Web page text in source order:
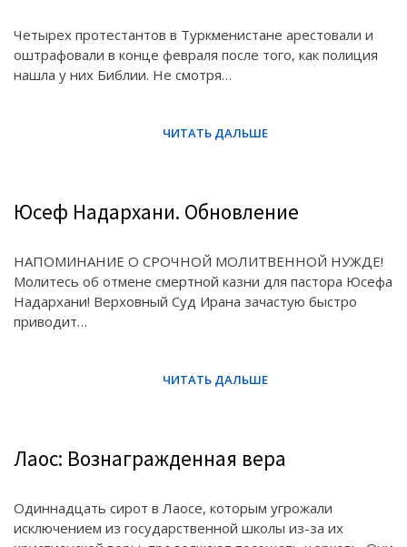
Четырех протестантов в Туркменистане арестовали и
оштрафовали в конце февраля после того, как полиция
нашла у них Библии. Не смотря…
Юсеф Надархани. Обновление
НАПОМИНАНИЕ О СРОЧНОЙ МОЛИТВЕННОЙ НУЖДЕ!
Молитесь об отмене смертной казни для пастора Юсефа
Надархани! Верховный Суд Ирана зачастую быстро
приводит…
Лаос: Вознагражденная вера
Одиннадцать сирот в Лаосе, которым угрожали
исключением из государственной школы из-за их